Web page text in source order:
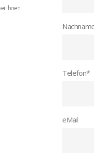
Ihnen.
Telefon*
eMail